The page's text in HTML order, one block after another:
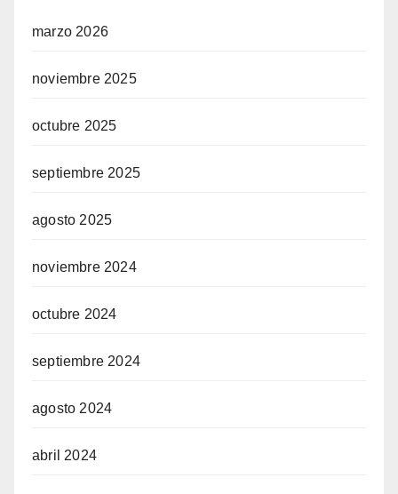
marzo 2026
noviembre 2025
octubre 2025
septiembre 2025
agosto 2025
noviembre 2024
octubre 2024
septiembre 2024
agosto 2024
abril 2024